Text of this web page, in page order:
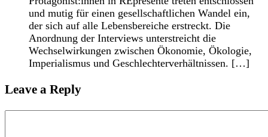
und mutig für einen gesellschaftlichen Wandel ein,
der sich auf alle Lebensbereiche erstreckt. Die
Anordnung der Interviews unterstreicht die
Wechselwirkungen zwischen Ökonomie, Ökologie,
Imperialismus und Geschlechterverhältnissen. […]
Leave a Reply